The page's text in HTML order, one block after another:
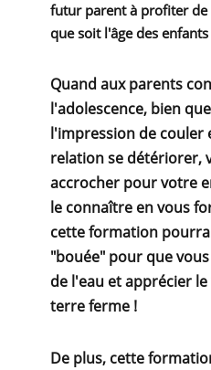
futur parent à profiter
que soit l'âge des enfants
Quand aux parents
l'adolescence, bien
l'impression de couler
relation se détériorer,
accrocher pour votre
le connaître en vous
cette formation
"bouée" pour que
de l'eau et apprécier
terre ferme !
De plus, cette